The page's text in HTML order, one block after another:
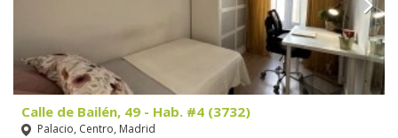
Calle de Bailén, 49 - Hab. #4 (3732)
Palacio, Centro, Madrid